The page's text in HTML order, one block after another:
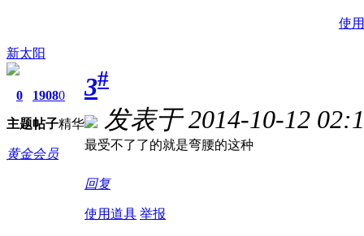
使
新太阳
0
主题
1908
帖子
0
精华
黄金会员
3#
发表于 2014-10-12
最受不了了的就是弯腰的这种
回复
使用道具 举报